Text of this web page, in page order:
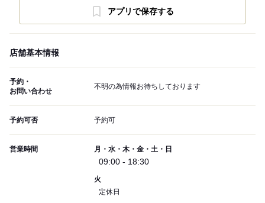
アプリで保存する
店舗基本情報
予約・
お問い合わせ
不明の為情報お待ちしております
予約可否 予約可
営業時間 月・水・木・金・土・日
09:00 - 18:30
火
定休日